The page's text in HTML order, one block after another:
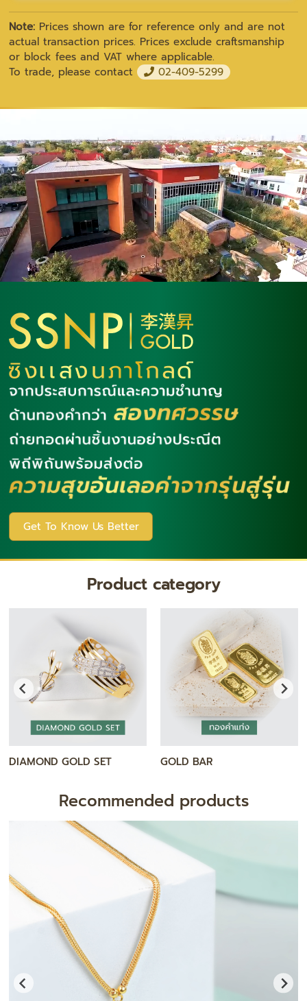
Note: Prices shown are for reference only and are not
actual transaction prices. Prices exclude craftsmanship
or block fees and VAT where applicable.
To trade, please contact
02-409-5299
Get To Know Us Better
Product category
DIAMOND GOLD SET GOLD BAR
Recommended products